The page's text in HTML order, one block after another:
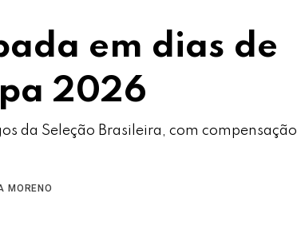
em dias de
2026
da Seleção Brasileira, com compensação
MORENO